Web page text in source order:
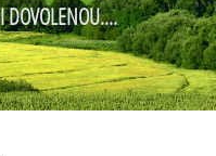
DOVOLENOU....